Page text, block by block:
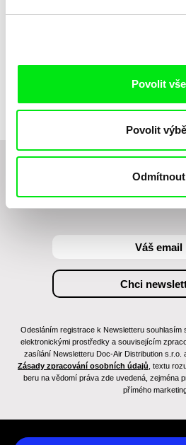
Povolit vše
Povolit
Odmítnout
Nicolas
Chcete být pravidelně
junior
Odesláním registrace k Newsletteru souhlasím
elektronickými prostředky a souvisejícím
zasílání Newsletteru Doc-Air Distribution s.r.o.
Zásady zpracování osobních údajů , textu
beru na vědomí práva zde uvedená, zejména
přímého